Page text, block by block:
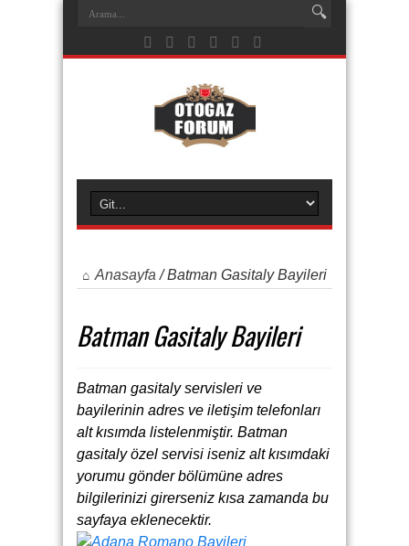
Anasayfa /Batman Gasitaly Bayileri
Batman Gasitaly Bayileri
Batman gasitaly servisleri ve
bayilerinin adres ve iletişim telefonları
alt kısımda listelenmiştir. Batman
gasitaly özel servisi iseniz alt kısımdaki
yorumu gönder bölümüne adres
bilgilerinizi girerseniz kısa zamanda bu
sayfaya eklenecektir.